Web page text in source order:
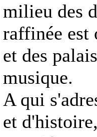
milieu des
raffinée est
et des
musique.
A qui
et